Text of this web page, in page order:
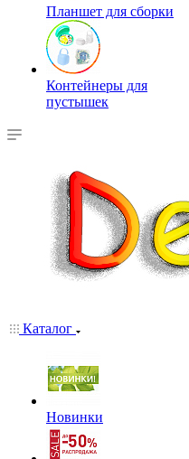
Планшет для сборки
Контейнеры для
пустышек
Каталог
Новинки